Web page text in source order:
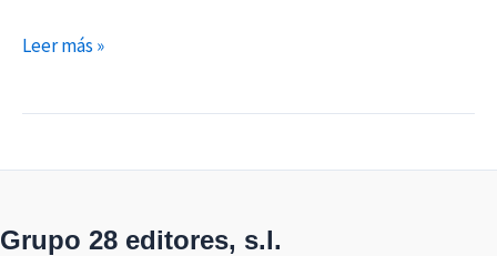
Leer más »
Grupo 28 editores, s.l.